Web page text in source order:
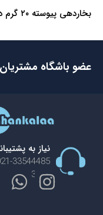
بخاردهی پیوسته ۲۰ گرم در دقیقه
عضو باشگاه
نیاز به
33553908